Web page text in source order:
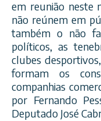
em reunião neste
não reúnem em
também o não
políticos, as
clubes
formam os
companhias
por Fernando
Deputado José